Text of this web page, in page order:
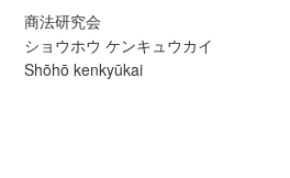
商法研究会
ショウホウ ケンキュウカイ
Shōhō kenkyūkai